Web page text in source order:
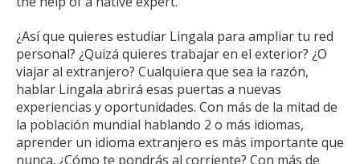
¿Así que quieres estudiar Lingala para ampliar tu red
personal? ¿Quizá quieres trabajar en el exterior? ¿O
viajar al extranjero? Cualquiera que sea la razón,
hablar Lingala abrirá esas puertas a nuevas
experiencias y oportunidades. Con más de la mitad de
la población mundial hablando 2 o más idiomas,
aprender un idioma extranjero es más importante que
nunca. ¿Cómo te pondrás al corriente? Con más de